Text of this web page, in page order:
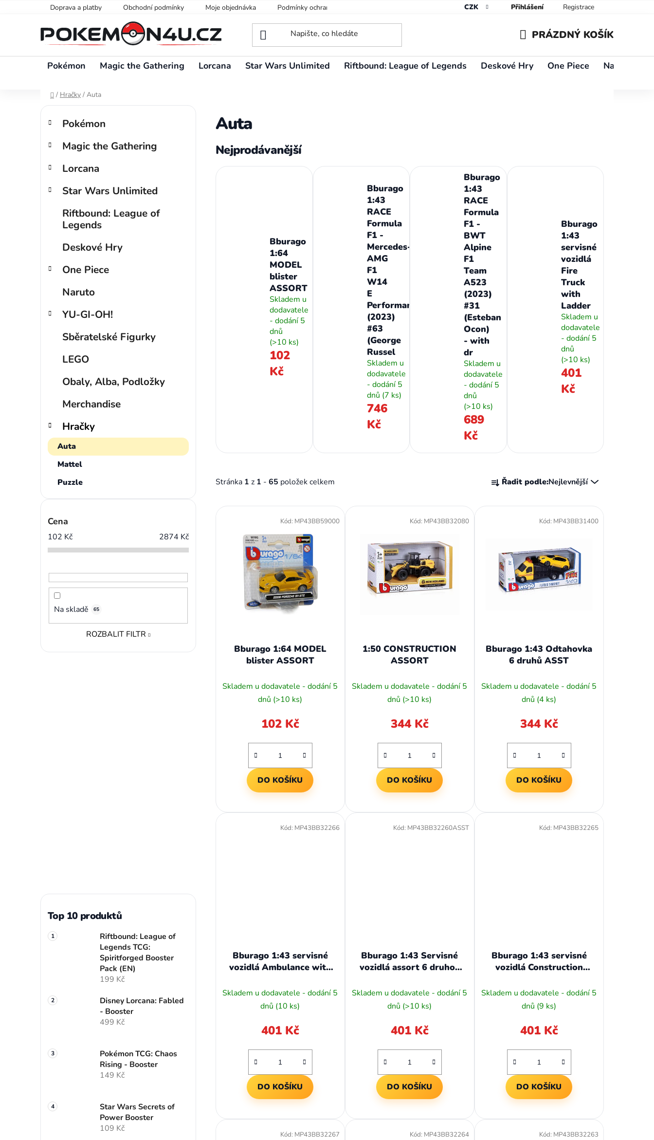
Doprava a platby Obchodní podmínky Moje objednávka Podmínky ochrany osobních údajů CZK Přihlášení Registrace
KOŠÍK
PRÁZDNÝ KOŠÍK
Pokémon Magic the Gathering Lorcana Star Wars Unlimited Riftbound: League of Legends Deskové Hry One Piece Naruto
Domů
/ Hračky / Auta
P Přeskočit
kategorie
K
a
e
o
i
Pokémon
Magic the Gathering
Lorcana
Star Wars Unlimited
Riftbound: League of
Legends
Deskové Hry
One Piece
Naruto
YU-GI-OH!
Sběratelské Figurky
LEGO
Obaly, Alba, Podložky
Merchandise
Hračky
Auta
Mattel
Puzzle
Cena
102 Kč 2874 Kč
Na skladě 65
ROZBALIT FILTR
Top 10 produktů
Riftbound: League of
Legends TCG:
Spiritforged Booster
Pack (EN)
199 Kč
Disney Lorcana: Fabled
- Booster
499 Kč
Pokémon TCG: Chaos
Rising - Booster
149 Kč
Star Wars Secrets of
Power Booster
109 Kč
Auta
Nejprodávanější
Bburago
1:64
MODEL
blister
ASSORT
Skladem u
dodavatele
- dodání 5
dnů
(>10 ks)
102
Kč
Bburago
1:43
RACE
Formula
F1 -
Mercedes-
AMG
F1
W14
E
Performance
(2023)
#63
(George
Russel
Skladem u
dodavatele
- dodání 5
dnů (7 ks)
746
Kč
Bburago
1:43
RACE
Formula
F1 -
BWT
Alpine
F1
Team
A523
(2023)
#31
(Esteban
Ocon)
- with
dr
Skladem u
dodavatele
- dodání 5
dnů
(>10 ks)
689
Kč
Bburago
1:43
servisné
vozidlá
Fire
Truck
with
Ladder
Skladem u
dodavatele
- dodání 5
dnů
(>10 ks)
401
Kč
Stránka 1 z 1 - 65 položek celkem
a Řadit podle:Nejlevnější
V
Bburago 1:64 MODEL
blister ASSORT
Skladem u dodavatele - dodání 5
dnů (>10 ks)
102 Kč
DO KOŠÍKU
Kód: MP43BB59000
1:50 CONSTRUCTION
ASSORT
Skladem u dodavatele - dodání 5
dnů (>10 ks)
344 Kč
DO KOŠÍKU
Kód: MP43BB32080
Bburago 1:43 Odtahovka
6 druhů ASST
Skladem u dodavatele - dodání 5
dnů (4 ks)
344 Kč
DO KOŠÍKU
Kód: MP43BB31400
Bburago 1:43 servisné
vozidlá Ambulance with
Skladem u dodavatele - dodání 5
dnů (10 ks)
401 Kč
DO KOŠÍKU
Kód: MP43BB32266
Bburago 1:43 Servisné
vozidlá assort 6 druhov
Skladem u dodavatele - dodání 5
dnů (>10 ks)
401 Kč
DO KOŠÍKU
Kód: MP43BB32260ASST
Bburago 1:43 servisné
vozidlá Construction
Skladem u dodavatele - dodání 5
dnů (9 ks)
401 Kč
DO KOŠÍKU
Kód: MP43BB32265
Kód: MP43BB32267 Kód: MP43BB32264 Kód: MP43BB32263